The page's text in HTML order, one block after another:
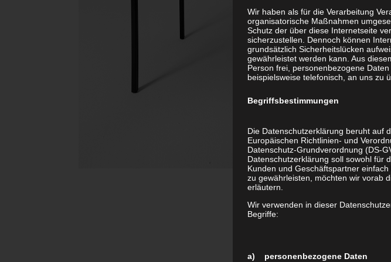
Wir haben als für die Verarbeitung
organisatorische Maßnahmen
Schutz der über diese Internetseite
sicherzustellen. Dennoch können
grundsätzlich Sicherheitslücken
gewährleistet werden kann. Aus
Person frei, personenbezogene
beispielsweise telefonisch, an uns zu
Begriffsbestimmungen
Die Datenschutzerklärung beruht auf
Europäischen Richtlinien- und
Datenschutz-Grundverordnung (DS-
Datenschutzerklärung soll sowohl für
Kunden und Geschäftspartner
zu gewährleisten, möchten wir vorab
erläutern.
Wir verwenden in dieser
Begriffe:
a) personenbezogene Daten